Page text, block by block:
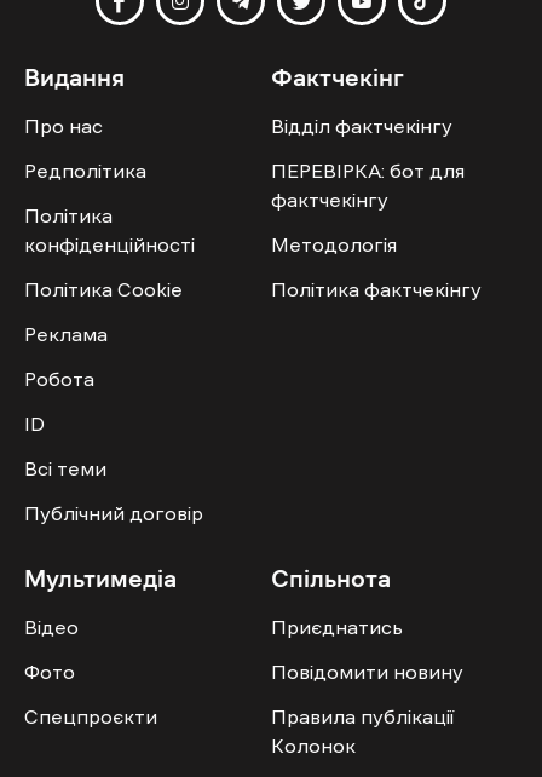
Видання
Про нас
Редполітика
Політика
конфіденційності
Політика Cookie
Реклама
Робота
ID
Всі теми
Публічний договір
Фактчекінг
Відділ фактчекінгу
ПЕРЕВІРКА: бот для
фактчекінгу
Методологія
Політика фактчекінгу
Мультимедіа
Відео
Фото
Спецпроєкти
Спільнота
Приєднатись
Повідомити новину
Правила публікації
Колонок